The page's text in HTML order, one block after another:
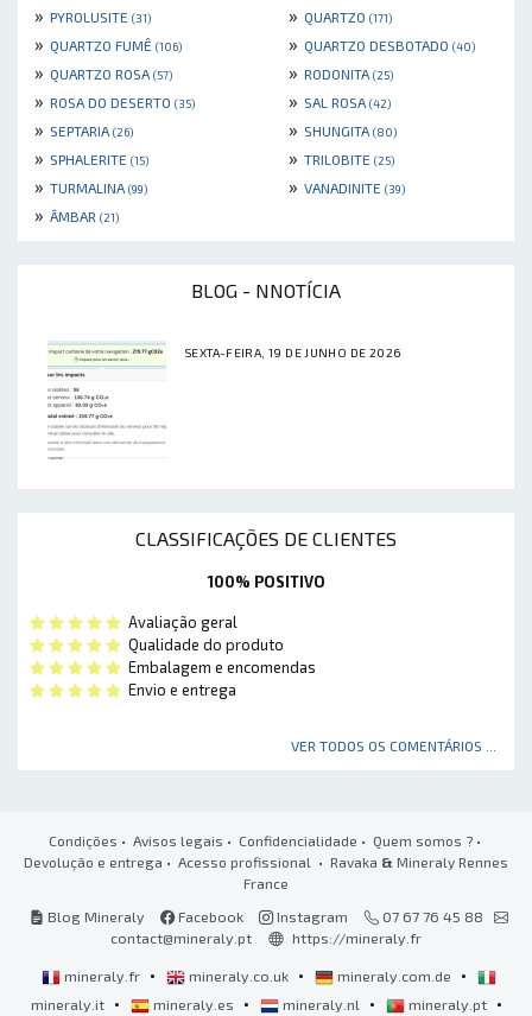
» PYROLUSITE (31) » QUARTZO (171)
» QUARTZO FUMÊ (106) » QUARTZO DESBOTADO (40)
» QUARTZO ROSA (57) » RODONITA (25)
» ROSA DO DESERTO (35) » SAL ROSA (42)
» SEPTARIA (26) » SHUNGITA (80)
» SPHALERITE (15) » TRILOBITE (25)
» TURMALINA (99) » VANADINITE (39)
» ÂMBAR (21)
BLOG - NNOTÍCIA
SEXTA-FEIRA, 19 DE JUNHO DE 2026
CLASSIFICAÇÕES DE CLIENTES
100% POSITIVO
Avaliação geral
Qualidade do produto
Embalagem e encomendas
Envio e entrega
VER TODOS OS COMENTÁRIOS ...
Condições • Avisos legais • Confidencialidade • Quem somos ?•
Devolução e entrega • Acesso profissional • Ravaka & Mineraly Rennes
France
Blog Mineraly
Facebook Instagram
07 67 76 45 88
contact@mineraly.pt
https://mineraly.fr
mineraly.fr • mineraly.co.uk • mineraly.com.de •
mineraly.it • mineraly.es • mineraly.nl • mineraly.pt •